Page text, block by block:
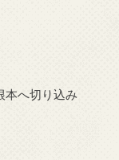
へ切り込み